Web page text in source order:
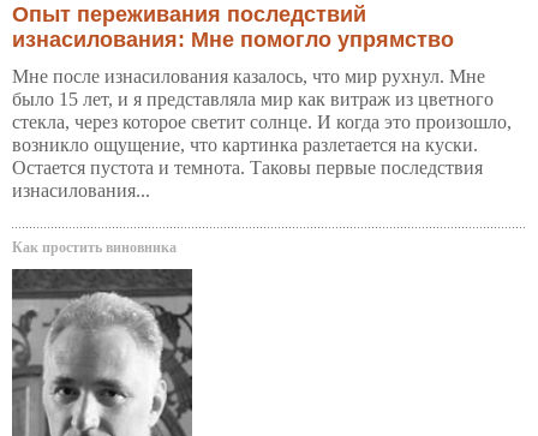
Опыт переживания последствий
изнасилования: Мне помогло упрямство
Мне после изнасилования казалось, что мир рухнул. Мне
было 15 лет, и я представляла мир как витраж из цветного
стекла, через которое светит солнце. И когда это произошло,
возникло ощущение, что картинка разлетается на куски.
Остается пустота и темнота. Таковы первые последствия
изнасилования...
Как простить виновника